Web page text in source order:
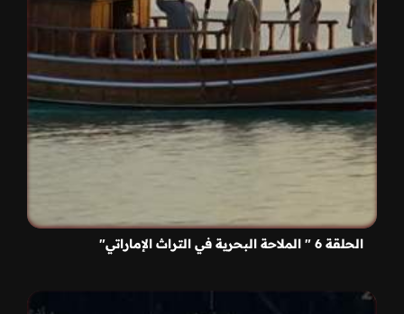
الحلقة 6 " الملاحة البحرية في التراث الإماراتي"